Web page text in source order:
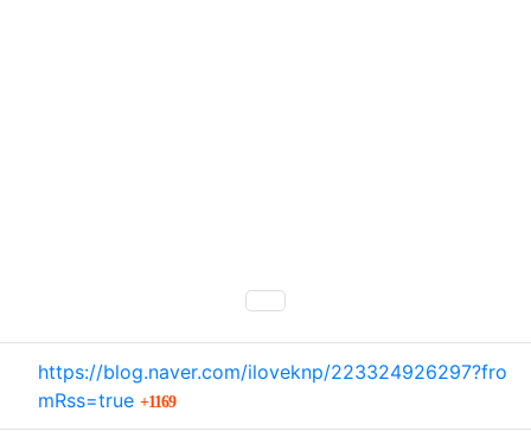
SNS 공유
관련자료
https://blog.naver.com/iloveknp/223324926297?fro
mRss=true
1169회 연결